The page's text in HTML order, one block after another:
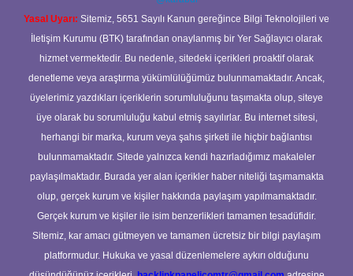
Yasal Uyarı: Sitemiz, 5651 Sayılı Kanun gereğince Bilgi Teknolojileri ve
İletişim Kurumu (BTK) tarafından onaylanmış bir Yer Sağlayıcı olarak
hizmet vermektedir. Bu nedenle, sitedeki içerikleri proaktif olarak
denetleme veya araştırma yükümlülüğümüz bulunmamaktadır. Ancak,
üyelerimiz yazdıkları içeriklerin sorumluluğunu taşımakta olup, siteye
üye olarak bu sorumluluğu kabul etmiş sayılırlar. Bu internet sitesi,
herhangi bir marka, kurum veya şahıs şirketi ile hiçbir bağlantısı
bulunmamaktadır. Sitede yalnızca kendi hazırladığımız makaleler
paylaşılmaktadır. Burada yer alan içerikler haber niteliği taşımamakta
olup, gerçek kurum ve kişiler hakkında paylaşım yapılmamaktadır.
Gerçek kurum ve kişiler ile isim benzerlikleri tamamen tesadüfidir.
Sitemiz, kar amacı gütmeyen ve tamamen ücretsiz bir bilgi paylaşım
platformudur. Hukuka ve yasal düzenlemelere aykırı olduğunu